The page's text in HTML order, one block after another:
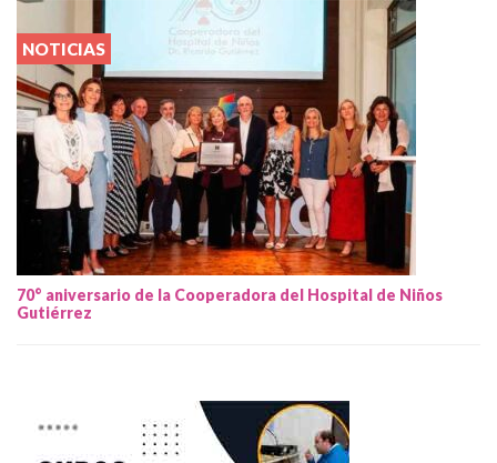
NOTICIAS
70° aniversario de la Cooperadora del Hospital de Niños
Gutiérrez